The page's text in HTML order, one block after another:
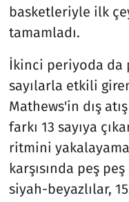
basketleriyle ilk
tamamladı.
İkinci periyoda da
sayılarla etkili
Mathews'in dış
farkı 13 sayıya
ritmini
karşısında peş
siyah-beyazlılar,